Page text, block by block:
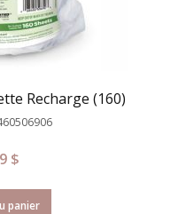
Recharge (160)
$
panier